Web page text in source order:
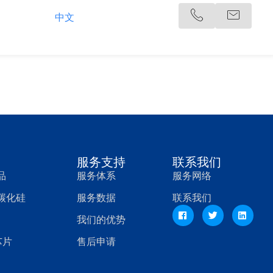
中文
化硅
片
服务支持
服务体系
服务数据
我们的优势
售后申请
联系我们
服务网络
联系我们